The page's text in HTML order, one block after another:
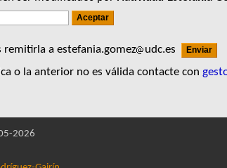
remitirla a estefania.gomez
udc.es
o la anterior no es válida contacte con
2026